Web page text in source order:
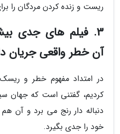
ریست و زنده کردن مردگان را
3. فیلم های جدی
آن خطر واقعی جریان
در امتداد مفهوم خطر و
کردیم، گفتنی است که جهان
دنباله دار رنج می برد و
خود را جدی بگیرد.